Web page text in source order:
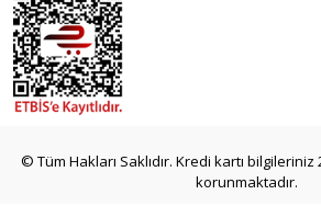
© Tüm Hakları Saklıdır. Kredi kartı bilgileriniz
korunmaktadır.